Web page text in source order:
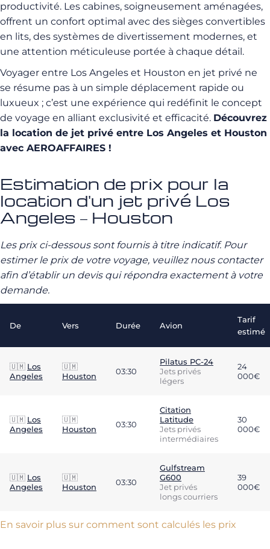
productivité. Les cabines, soigneusement aménagées,
offrent un confort optimal avec des sièges convertibles
en lits, des systèmes de divertissement modernes, et
une attention méticuleuse portée à chaque détail.
Voyager entre Los Angeles et Houston en jet privé ne
se résume pas à un simple déplacement rapide ou
luxueux ; c’est une expérience qui redéfinit le concept
de voyage en alliant exclusivité et efficacité. Découvrez
la location de jet privé entre Los Angeles et Houston
avec AEROAFFAIRES !
Estimation de prix pour la
location d'un jet privé Los
Angeles – Houston
Les prix ci-dessous sont fournis à titre indicatif. Pour
estimer le prix de votre voyage, veuillez nous contacter
afin d’établir un devis qui répondra exactement à votre
demande.
De Vers Durée Avion
Tarif
estimé
🇺🇲 Los
Angeles
🇺🇲
Houston
03:30
Pilatus PC-24
Jets privés
légers
24
000€
🇺🇲 Los
Angeles
🇺🇲
Houston
03:30
Citation
Latitude
Jets privés
intermédiaires
30
000€
🇺🇲 Los
Angeles
🇺🇲
Houston
03:30
Gulfstream
G600
Jet privés
longs courriers
39
000€
En savoir plus sur comment sont calculés les prix